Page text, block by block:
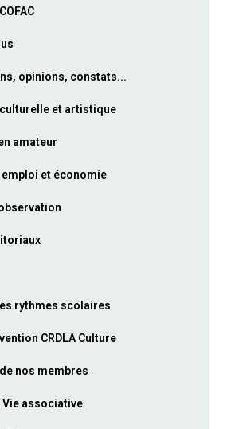
opinions, constats...
et artistique
amateur
emploi et économie
rythmes scolaires
CRDLA Culture
nos membres
associative